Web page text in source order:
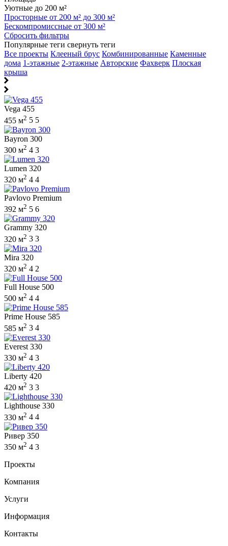
Уютные до 200 м²
Просторные от 200 м² до 300 м²
Бескомпромиссные от 300 м²
Сбросить фильтры
Популярные теги свернуть теги
Все проекты Клееный брус Комбинированные Каменные
дома 1-этажные 2-этажные Авторские Фахверк Плоская
крыша
Vega 455
455 м2 5 5
Bayron 300
300 м2 4 3
Lumen 320
320 м2 4 4
Pavlovo Premium
392 м2 5 6
Grammy 320
320 м2 3 3
Mira 320
320 м2 4 2
Full House 500
500 м2 4 4
Prime House 585
585 м2 3 4
Everest 330
330 м2 4 3
Liberty 420
420 м2 3 3
Lighthouse 330
330 м2 4 4
Ривер 350
350 м2 4 3
Проекты
Компания
Услуги
Информация
Контакты